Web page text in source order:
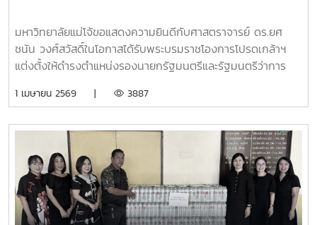
มหาวิทยาลัยแม่โจ้ขอแสดงความยินดีกับศาสตราจารย์ ดร.ยศ
ชนัน วงศ์สวัสดิ์ในโอกาสได้รับพระบรมราชโองการโปรดเกล้าฯ
แต่งตั้งให้ดำรงตำแหน่งรองนายกรัฐมนตรีและรัฐมนตรีว่าการ
ณ วันที่ 30 มีนาคม 2569
1 เมษายน 2569 | 3887